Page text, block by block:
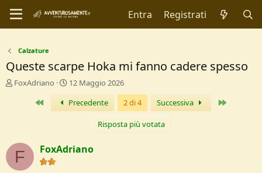
Entra Registrati
Calzature
Queste scarpe Hoka mi fanno cadere spesso
C
r
D
FoxAdriano
D
t
a
I
n
12 Maggio 2026
Primo Precedente 2 di 4 Successiva
Risposta più votata
F FoxAdriano